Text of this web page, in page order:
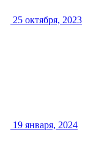
25 октября, 2023
19 января, 2024